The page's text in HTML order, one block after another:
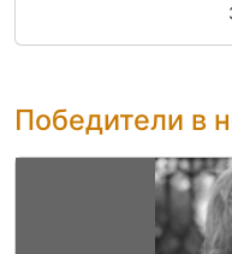
Победители в